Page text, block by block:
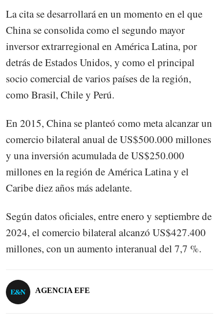
La cita se desarrollará en un momento en el que
China se consolida como el segundo mayor
inversor extrarregional en América Latina, por
detrás de Estados Unidos, y como el principal
socio comercial de varios países de la región,
como Brasil, Chile y Perú.
En 2015, China se planteó como meta alcanzar un
comercio bilateral anual de US$500.000 millones
y una inversión acumulada de US$250.000
millones en la región de América Latina y el
Caribe diez años más adelante.
Según datos oficiales, entre enero y septiembre de
2024, el comercio bilateral alcanzó US$427.400
millones, con un aumento interanual del 7,7 %.
AGENCIA EFE